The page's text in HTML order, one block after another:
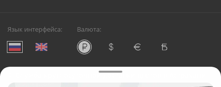
Язык интерфейса: Валюта:
Служба круглосуточной доставки цветов в Астрахани
Русский Букет, 2026